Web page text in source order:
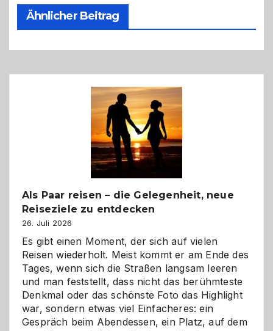
Ähnlicher Beitrag
Als Paar reisen – die Gelegenheit, neue
Reiseziele zu entdecken
26. Juli 2026
Es gibt einen Moment, der sich auf vielen
Reisen wiederholt. Meist kommt er am Ende des
Tages, wenn sich die Straßen langsam leeren
und man feststellt, dass nicht das berühmteste
Denkmal oder das schönste Foto das Highlight
war, sondern etwas viel Einfacheres: ein
Gespräch beim Abendessen, ein Platz, auf dem